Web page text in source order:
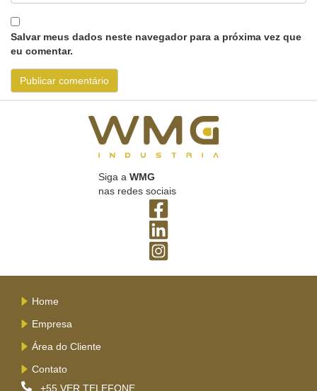
Salvar meus dados neste navegador para a próxima vez que
eu comentar.
Siga a WMG
nas redes sociais
Home
Empresa
Área do Cliente
Contato
+55 VER TELEFONE